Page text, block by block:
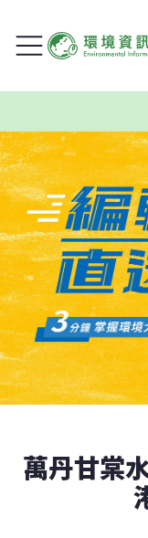
萬丹甘棠